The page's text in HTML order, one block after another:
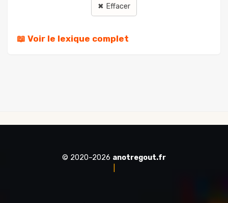
✖ Effacer
📖 Voir le lexique complet
© 2020–2026 anotregout.fr